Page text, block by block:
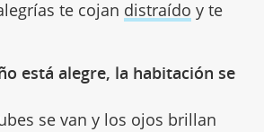
te cojan distraído y te
está alegre, la habitación se
se van y los ojos brillan